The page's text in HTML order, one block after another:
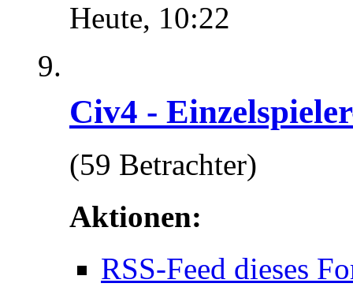
Heute, 10:22
Civ4 -
(59 Betrachter)
Aktionen:
RSS-Feed dieses